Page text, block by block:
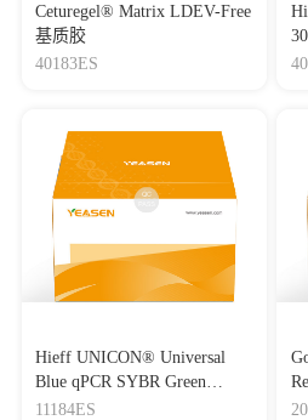
Ceturegel® Matrix LDEV-Free
基质胶
40183ES
Hieff UNICON® Universal
Blue qPCR SYBR Green
Master Mix
11184ES